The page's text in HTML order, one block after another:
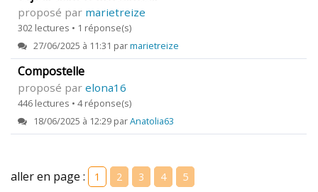
proposé par marietreize
302 lectures • 1 réponse(s)
27/06/2025 à 11:31 parmarietreize
Compostelle
proposé par elona16
446 lectures • 4 réponse(s)
18/06/2025 à 12:29 parAnatolia63
aller en page : 1 2 3 4 5